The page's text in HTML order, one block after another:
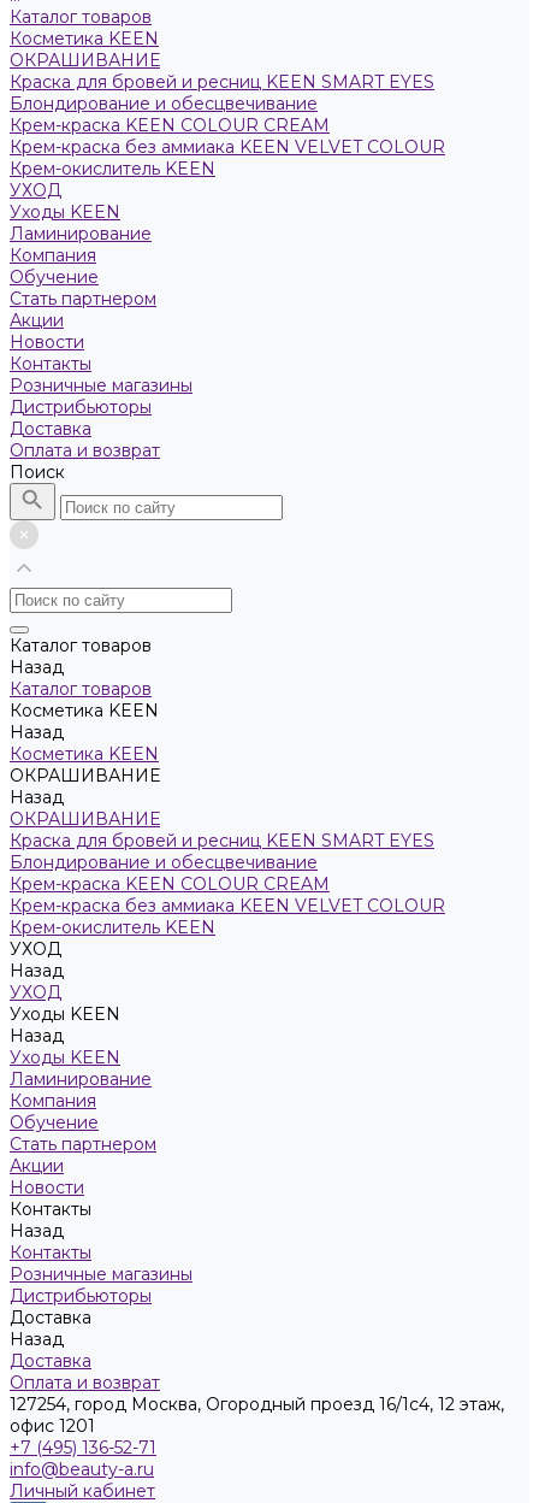
Каталог товаров
Косметика KEEN
ОКРАШИВАНИЕ
Краска для бровей и ресниц KEEN SMART EYES
Блондирование и обесцвечивание
Крем-краска KEEN COLOUR CREAM
Крем-краска без аммиака KEEN VELVET COLOUR
Крем-окислитель KEEN
УХОД
Уходы KEEN
Ламинирование
Компания
Обучение
Стать партнером
Акции
Новости
Контакты
Розничные магазины
Дистрибьюторы
Доставка
Оплата и возврат
Поиск
Каталог товаров
Назад
Каталог товаров
Косметика KEEN
Назад
Косметика KEEN
ОКРАШИВАНИЕ
Назад
ОКРАШИВАНИЕ
Краска для бровей и ресниц KEEN SMART EYES
Блондирование и обесцвечивание
Крем-краска KEEN COLOUR CREAM
Крем-краска без аммиака KEEN VELVET COLOUR
Крем-окислитель KEEN
УХОД
Назад
УХОД
Уходы KEEN
Назад
Уходы KEEN
Ламинирование
Компания
Обучение
Стать партнером
Акции
Новости
Контакты
Назад
Контакты
Розничные магазины
Дистрибьюторы
Доставка
Назад
Доставка
Оплата и возврат
127254, город Москва, Огородный проезд 16/1с4, 12 этаж,
офис 1201
+7 (495) 136-52-71
info@beauty-a.ru
Личный кабинет